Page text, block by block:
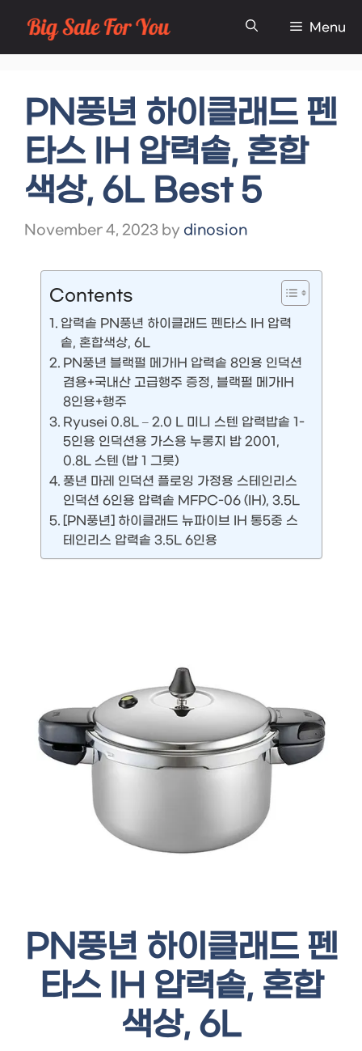
Skip
to
Menu
PN풍년 하이클래드 펜
타스 IH 압력솥, 혼합
색상, 6L Best 5
November 4, 2023 by dinosion
Contents
압력솥 PN풍년 하이클래드 펜타스 IH 압력
솥, 혼합색상, 6L
PN풍년 블랙펄 메가IH 압력솥 8인용 인덕션
겸용+국내산 고급행주 증정, 블랙펄 메가IH
8인용+행주
Ryusei 0.8L – 2.0 L 미니 스텐 압력밥솥 1-
5인용 인덕션용 가스용 누롱지 밥 2001,
0.8L 스텐 (밥 1 그릇)
풍년 마레 인덕션 플로잉 가정용 스테인리스
인덕션 6인용 압력솥 MFPC-06 (IH), 3.5L
[PN풍년] 하이클래드 뉴파이브 IH 통5중 스
테인리스 압력솥 3.5L 6인용
PN풍년 하이클래드 펜
타스 IH 압력솥, 혼합
색상, 6L